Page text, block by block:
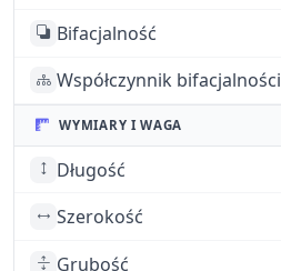
Bifacjalność
Współczynnik bifacjalności
WYMIARY I WAGA
Długość
Szerokość
Grubość